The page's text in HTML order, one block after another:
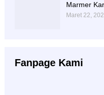
Marmer
Maret 22,
Fanpage Kami